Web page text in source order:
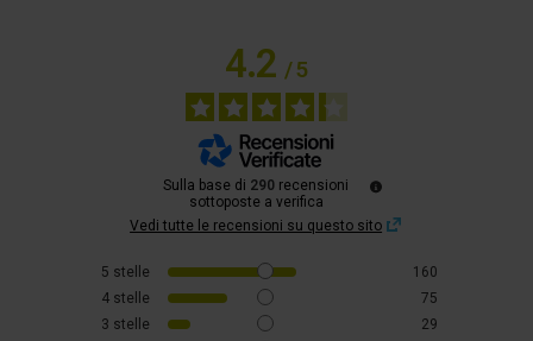
4.2/5
Sulla base di 290 recensioni
sottoposte a verifica
Vedi tutte le recensioni su questo sito
5 stelle
160
4 stelle
75
3 stelle
29